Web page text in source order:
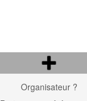
Organisateur ?